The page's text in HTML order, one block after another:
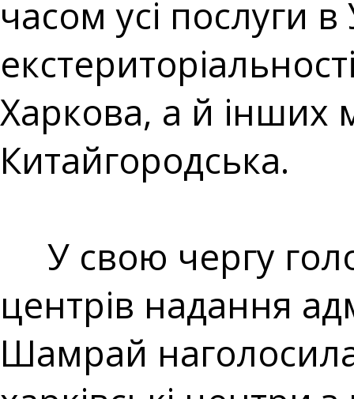
часом усі послуги
Харкова, а й інших
Китайгородська.
У свою чергу
центрів надання
Шамрай